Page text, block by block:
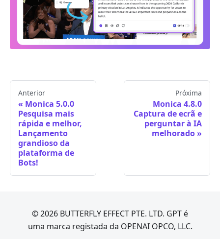
Anterior
Monica 5.0.0
Pesquisa mais
rápida e melhor,
Lançamento
grandioso da
plataforma de
Bots!
Próxima
Monica 4.8.0
Captura de ecrã e
perguntar à IA
melhorado
© 2026 BUTTERFLY EFFECT PTE. LTD. GPT é
uma marca registada da OPENAI OPCO, LLC.